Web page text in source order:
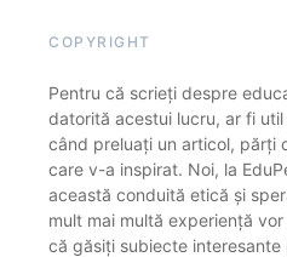
COPYRIGHT
Pentru că scrieți despre
datorită acestui lucru, ar fi
când preluați un articol, părți
care v-a inspirat. Noi, la
această conduită etică și
mult mai multă experiență
că găsiți subiecte interesante